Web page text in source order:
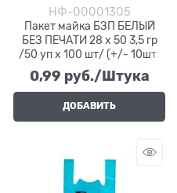
НФ-00001305
Пакет майка БЗП БЕЛЫЙ
БЕЗ ПЕЧАТИ 28 х 50 3,5 гр
/50 уп х 100 шт/ (+/- 10шт)
(5000)
0,99 руб./Штука
ДОБАВИТЬ